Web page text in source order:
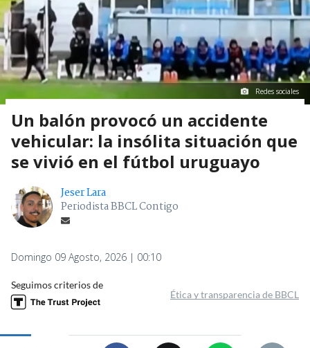
Redes sociales
Un balón provocó un accidente
vehicular: la insólita situación que
se vivió en el fútbol uruguayo
Jeser Lara
Periodista BBCL Contigo
Domingo 09 Agosto, 2026 | 00:10
Seguimos criterios de
Ética y transparencia de BBCL